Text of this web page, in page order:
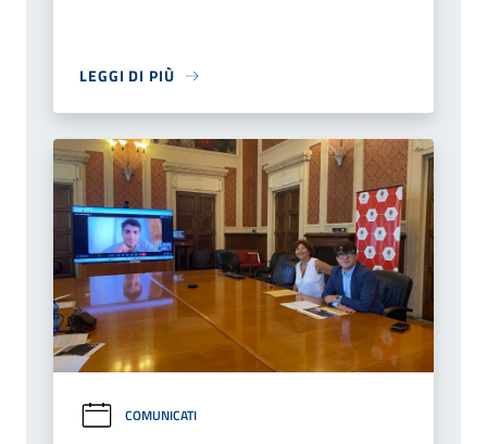
LEGGI DI PIÙ
COMUNICATI